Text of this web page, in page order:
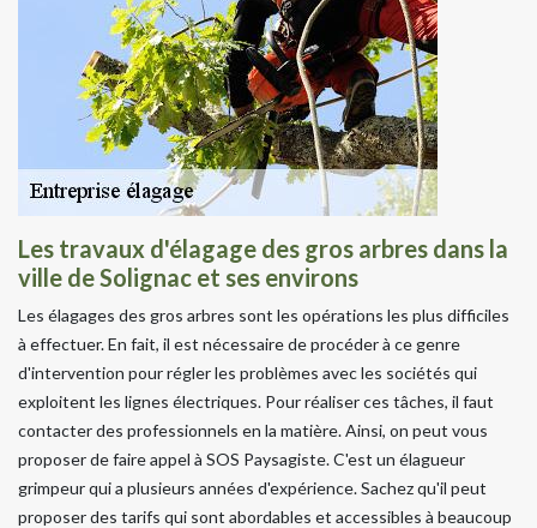
Les travaux d'élagage des gros arbres dans la
ville de Solignac et ses environs
Les élagages des gros arbres sont les opérations les plus difficiles
à effectuer. En fait, il est nécessaire de procéder à ce genre
d'intervention pour régler les problèmes avec les sociétés qui
exploitent les lignes électriques. Pour réaliser ces tâches, il faut
contacter des professionnels en la matière. Ainsi, on peut vous
proposer de faire appel à SOS Paysagiste. C'est un élagueur
grimpeur qui a plusieurs années d'expérience. Sachez qu'il peut
proposer des tarifs qui sont abordables et accessibles à beaucoup